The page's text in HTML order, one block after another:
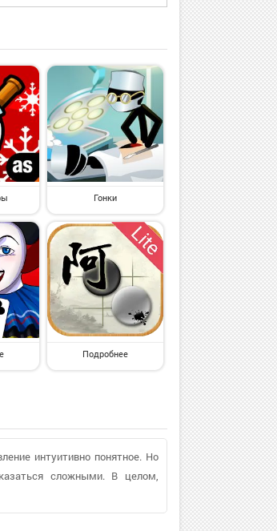
Гонки
Подробнее
интуитивно понятное. Но
сложными. В целом,